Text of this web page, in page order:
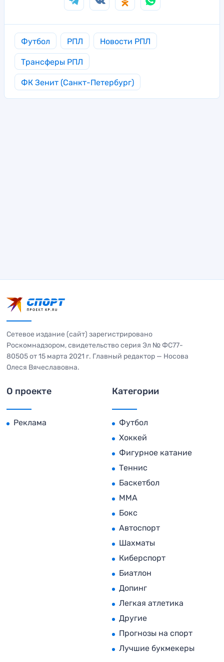
Футбол РПЛ Новости РПЛ
Трансферы РПЛ
ФК Зенит (Санкт-Петербург)
Сетевое издание (сайт) зарегистрировано
Роскомнадзором, свидетельство серия Эл № ФС77-
80505 от 15 марта 2021 г. Главный редактор — Носова
Олеся Вячеславовна.
О проекте
Реклама
Категории
Футбол
Хоккей
Фигурное катание
Теннис
Баскетбол
MMA
Бокс
Автоспорт
Шахматы
Киберспорт
Биатлон
Допинг
Легкая атлетика
Другие
Прогнозы на спорт
Лучшие букмекеры